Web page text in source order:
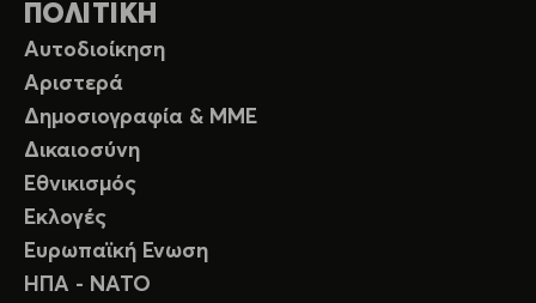
ΠΟΛΙΤΙΚΗ
Αυτοδιοίκηση
Αριστερά
Δημοσιογραφία & ΜΜΕ
Δικαιοσύνη
Εθνικισμός
Εκλογές
Ευρωπαϊκή Ενωση
ΗΠΑ - ΝΑΤΟ